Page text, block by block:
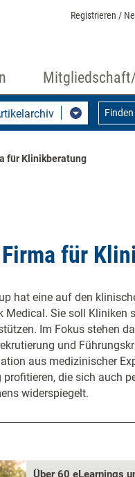
Registrieren /
Finden
für Klinikberatung
für
hat eine auf den
Sie soll Kliniken
Im Fokus stehen
und
aus medizinischer
die sich auch
widerspiegelt.
Über 60 eLearnings